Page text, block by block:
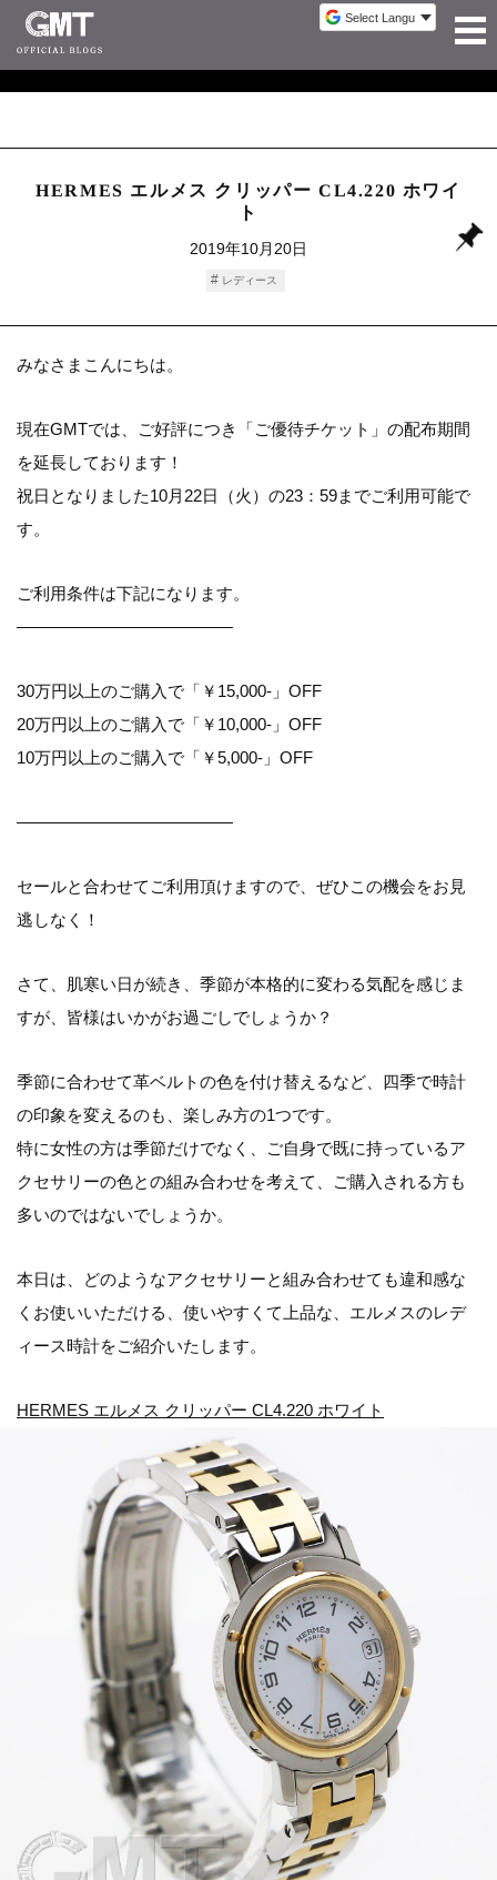
HERMES エルメス クリッパー CL4.220 ホワイ
ト
2019年10月20日
レディース
みなさまこんにちは。
現在GMTでは、ご好評につき「ご優待チケット」の配布期間
を延長しております！
祝日となりました10月22日（火）の23：59までご利用可能で
す。
ご利用条件は下記になります。
—————————————
30万円以上のご購入で「￥15,000-」OFF
20万円以上のご購入で「￥10,000-」OFF
10万円以上のご購入で「￥5,000-」OFF
—————————————
セールと合わせてご利用頂けますので、ぜひこの機会をお見
逃しなく！
さて、肌寒い日が続き、季節が本格的に変わる気配を感じま
すが、皆様はいかがお過ごしでしょうか？
季節に合わせて革ベルトの色を付け替えるなど、四季で時計
の印象を変えるのも、楽しみ方の1つです。
特に女性の方は季節だけでなく、ご自身で既に持っているア
クセサリーの色との組み合わせを考えて、ご購入される方も
多いのではないでしょうか。
本日は、どのようなアクセサリーと組み合わせても違和感な
くお使いいただける、使いやすくて上品な、エルメスのレデ
ィース時計をご紹介いたします。
HERMES エルメス クリッパー CL4.220 ホワイト